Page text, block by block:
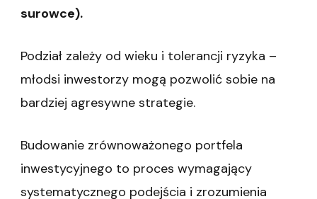
surowce).
Podział zależy od wieku i tolerancji ryzyka –
młodsi inwestorzy mogą pozwolić sobie na
bardziej agresywne strategie.
Budowanie zrównoważonego portfela
inwestycyjnego to proces wymagający
systematycznego podejścia i zrozumienia